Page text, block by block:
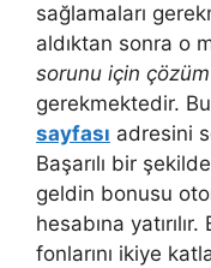
sağlamaları
aldıktan sonra o
sorunu için çözüm
gerekmektedir.
sayfası adresini
Başarılı bir
geldin bonusu
hesabına
fonlarını ikiye